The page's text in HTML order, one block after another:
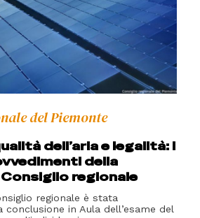
del Piemonte
dell’aria e legalità: i
della
regionale
regionale è stata
in Aula dell’esame del